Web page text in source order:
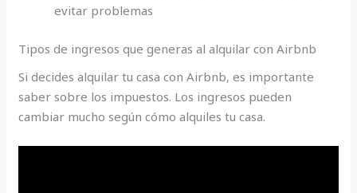
evitar problemas
Tipos de ingresos que generas al alquilar con Airbnb
Si decides alquilar tu casa con Airbnb, es importante
saber sobre los impuestos. Los ingresos pueden
cambiar mucho según cómo alquiles tu casa.